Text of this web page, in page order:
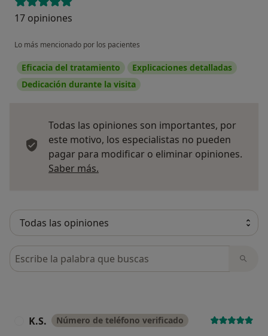
17 opiniones
Lo más mencionado por los pacientes
Eficacia del tratamiento
Explicaciones detalladas
Dedicación durante la visita
Todas las opiniones son importantes, por
este motivo, los especialistas no pueden
pagar para modificar o eliminar opiniones.
Saber más.
Busca en opiniones
K.S. Número de teléfono verificado